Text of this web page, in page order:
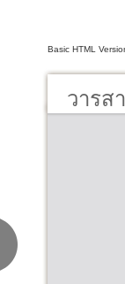
Basic HTML
วารส